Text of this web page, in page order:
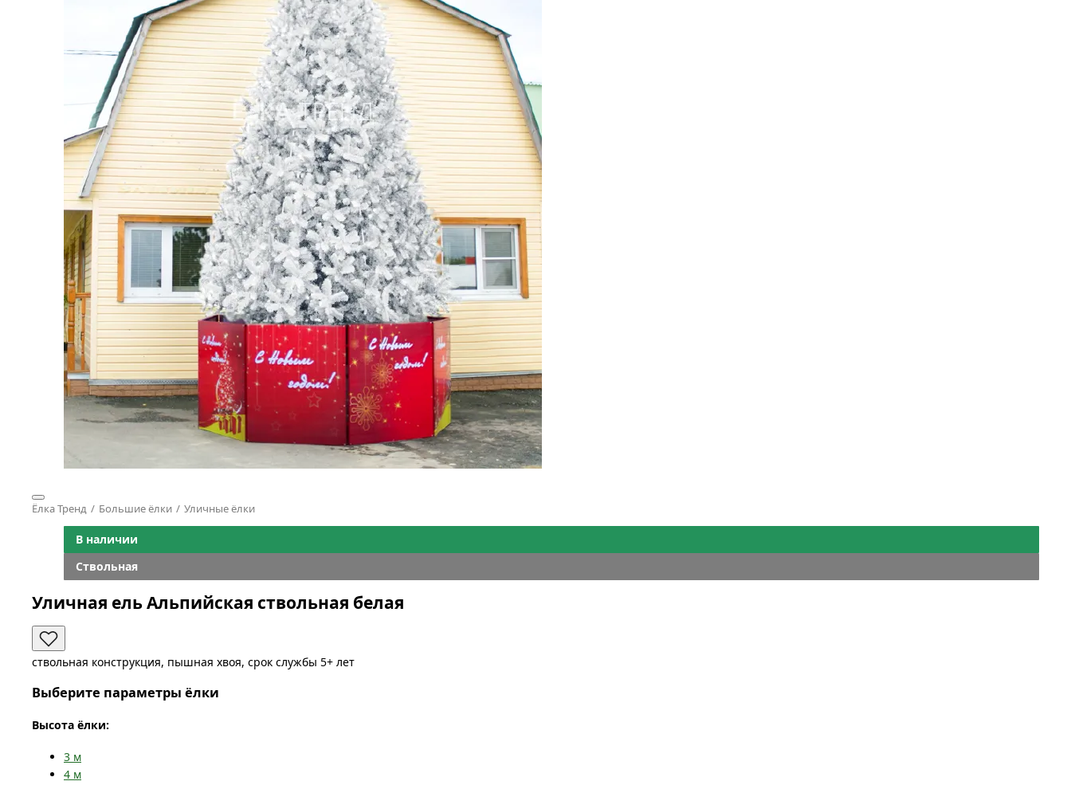
Ёлка Тренд Большие ёлки Уличные ёлки
В наличии
Ствольная
Уличная ель Альпийская ствольная белая
ствольная конструкция, пышная хвоя, срок службы 5+ лет
Выберите параметры ёлки
Высота ёлки:
3 м
4 м